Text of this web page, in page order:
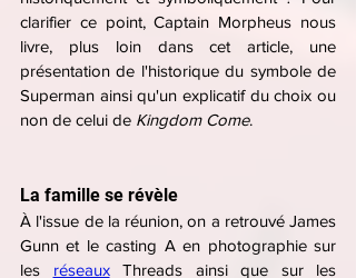
clarifier ce point, Captain Morpheus nous
livre, plus loin dans cet article, une
présentation de l'historique du symbole de
Superman ainsi qu'un explicatif du choix ou
non de celui de Kingdom Come.
La famille se révèle
À l'issue de la réunion, on a retrouvé James
Gunn et le casting A en photographie sur
les réseaux Threads ainsi que sur les